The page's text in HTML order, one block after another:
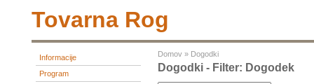
Tovarna Rog
Informacije
Program
Domov » Dogodki
Dogodki - Filter: Dogodek